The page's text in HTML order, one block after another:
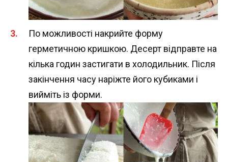
По можливості накрийте форму
герметичною кришкою. Десерт відправте на
кілька годин застигати в холодильник. Після
закінчення часу наріжте його кубиками і
вийміть із форми.